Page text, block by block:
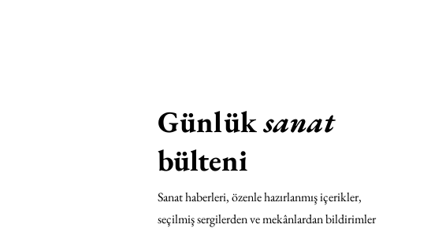
Günlüksanat
bülteni
Sanat haberleri, özenle hazırlanmış içerikler,
seçilmiş sergilerden ve mekânlardan bildirimler